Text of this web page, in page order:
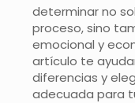
determinar no
proceso, sino
emocional y
artículo te
diferencias y
adecuada para